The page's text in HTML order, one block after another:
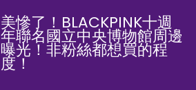
美慘了！BLACKPINK十週
年聯名國立中央博物館周邊
曝光！非粉絲都想買的程
度！